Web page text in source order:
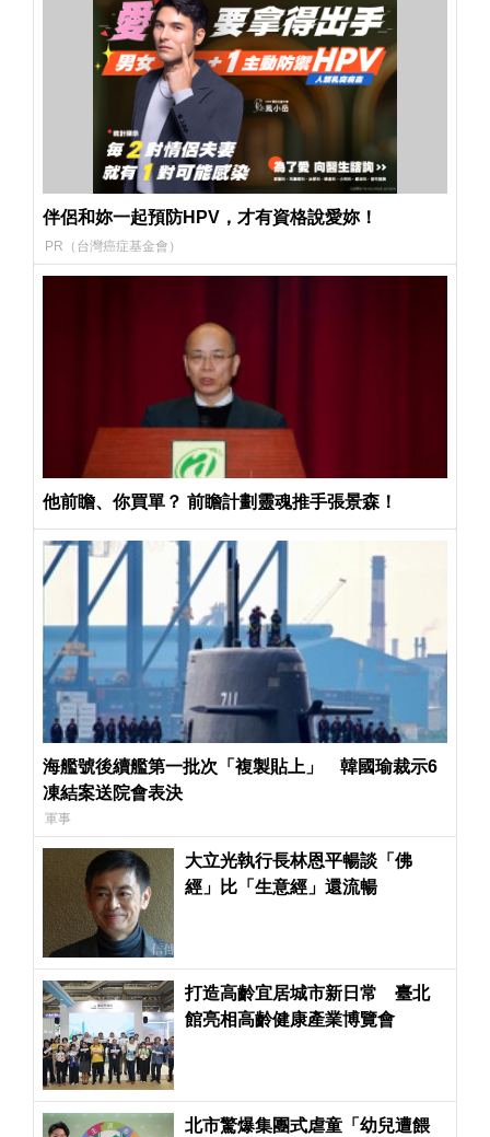
伴侶和妳一起預防HPV，才有資格說愛妳！
PR（台灣癌症基金會）
他前瞻、你買單？ 前瞻計劃靈魂推手張景森！
海艦號後續艦第一批次「複製貼上」 韓國瑜裁示6
凍結案送院會表決
軍事
大立光執行長林恩平暢談「佛
經」比「生意經」還流暢
打造高齡宜居城市新日常 臺北
館亮相高齡健康產業博覽會
北市驚爆集團式虐童「幼兒遭餵